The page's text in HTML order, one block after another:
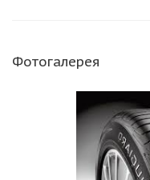
Фотогалерея